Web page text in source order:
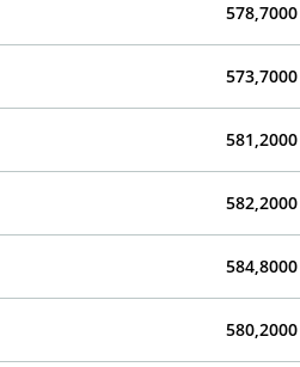
578,7000
573,7000
581,2000
582,2000
584,8000
580,2000